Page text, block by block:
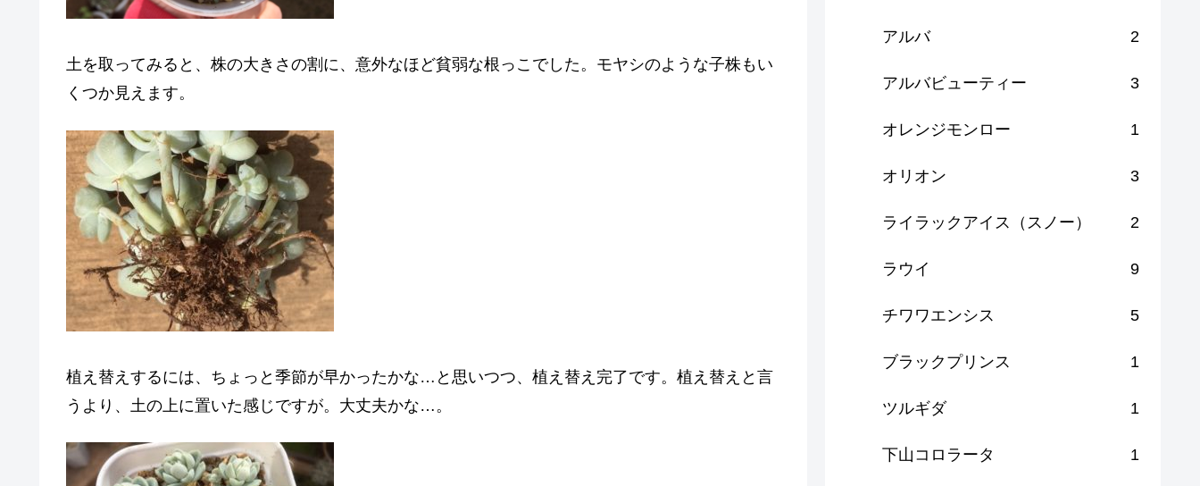
土を取ってみると、株の大きさの割に、意外なほど貧弱な根っこでした。モヤシのような子株もい
くつか見えます。
植え替えするには、ちょっと季節が早かったかな…と思いつつ、植え替え完了です。植え替えと言
うより、土の上に置いた感じですが。大丈夫かな…。
アルバ 2
アルバビューティー 3
オレンジモンロー 1
オリオン 3
ライラックアイス（スノー） 2
ラウイ 9
チワワエンシス 5
ブラックプリンス 1
ツルギダ 1
下山コロラータ 1